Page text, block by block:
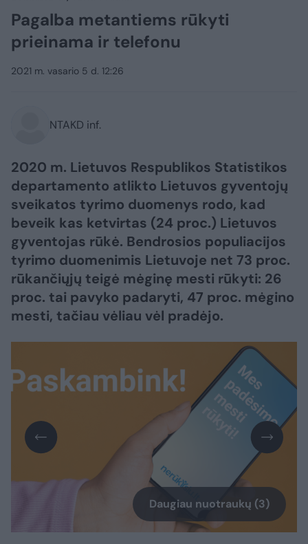
Pagalba metantiems rūkyti
prieinama ir telefonu
2021 m. vasario 5 d. 12:26
NTAKD inf.
2020 m. Lietuvos Respublikos Statistikos
departamento atlikto Lietuvos gyventojų
sveikatos tyrimo duomenys rodo, kad
beveik kas ketvirtas (24 proc.) Lietuvos
gyventojas rūkė. Bendrosios populiacijos
tyrimo duomenimis Lietuvoje net 73 proc.
rūkančiųjų teigė mėginę mesti rūkyti: 26
proc. tai pavyko padaryti, 47 proc. mėgino
mesti, tačiau vėliau vėl pradėjo.
Daugiau nuotraukų (3)